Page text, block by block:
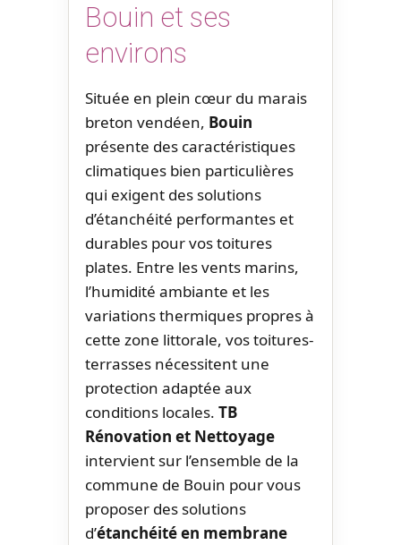
Bouin et ses
environs
Située en plein cœur du marais
breton vendéen, Bouin
présente des caractéristiques
climatiques bien particulières
qui exigent des solutions
d’étanchéité performantes et
durables pour vos toitures
plates. Entre les vents marins,
l’humidité ambiante et les
variations thermiques propres à
cette zone littorale, vos toitures-
terrasses nécessitent une
protection adaptée aux
conditions locales. TB
Rénovation et Nettoyage
intervient sur l’ensemble de la
commune de Bouin pour vous
proposer des solutions
d’étanchéité en membrane